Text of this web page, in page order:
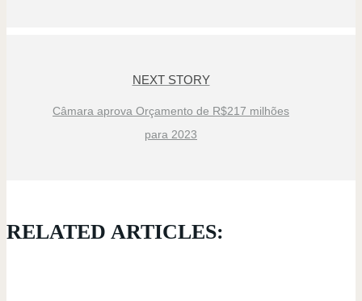
NEXT STORY
Câmara aprova Orçamento de R$217 milhões
para 2023
RELATED ARTICLES: